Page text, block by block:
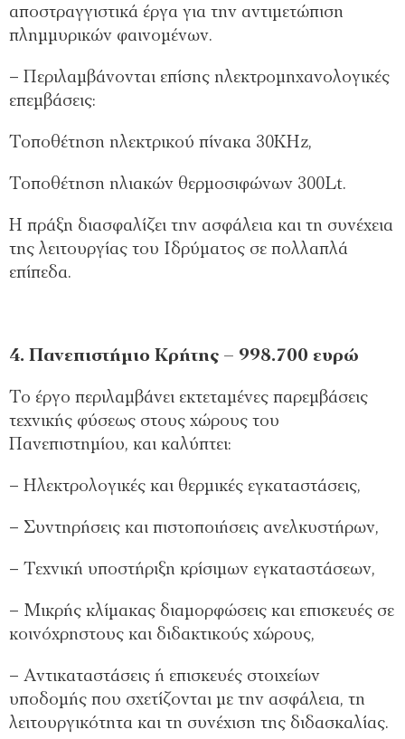
αποστραγγιστικά έργα για την αντιμετώπιση
πλημμυρικών φαινομένων.
– Περιλαμβάνονται επίσης ηλεκτρομηχανολογικές
επεμβάσεις:
Τοποθέτηση ηλεκτρικού πίνακα 30ΚHz,
Τοποθέτηση ηλιακών θερμοσιφώνων 300Lt.
Η πράξη διασφαλίζει την ασφάλεια και τη συνέχεια
της λειτουργίας του Ιδρύματος σε πολλαπλά
επίπεδα.
4. Πανεπιστήμιο Κρήτης – 998.700 ευρώ
Το έργο περιλαμβάνει εκτεταμένες παρεμβάσεις
τεχνικής φύσεως στους χώρους του
Πανεπιστημίου, και καλύπτει:
– Ηλεκτρολογικές και θερμικές εγκαταστάσεις,
– Συντηρήσεις και πιστοποιήσεις ανελκυστήρων,
– Τεχνική υποστήριξη κρίσιμων εγκαταστάσεων,
– Μικρής κλίμακας διαμορφώσεις και επισκευές σε
κοινόχρηστους και διδακτικούς χώρους,
– Αντικαταστάσεις ή επισκευές στοιχείων
υποδομής που σχετίζονται με την ασφάλεια, τη
λειτουργικότητα και τη συνέχιση της διδασκαλίας.